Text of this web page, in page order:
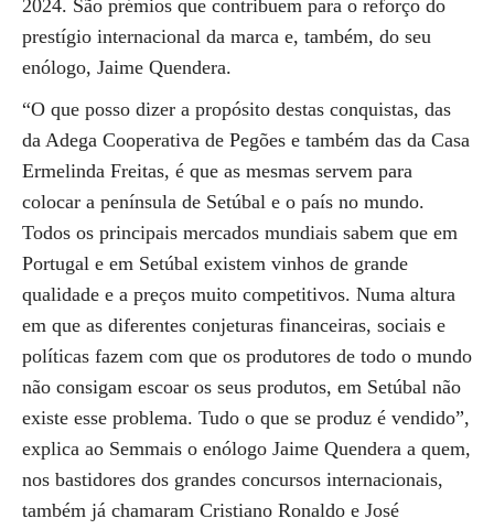
2024. São prémios que contribuem para o reforço do
prestígio internacional da marca e, também, do seu
enólogo, Jaime Quendera.
“O que posso dizer a propósito destas conquistas, das
da Adega Cooperativa de Pegões e também das da Casa
Ermelinda Freitas, é que as mesmas servem para
colocar a península de Setúbal e o país no mundo.
Todos os principais mercados mundiais sabem que em
Portugal e em Setúbal existem vinhos de grande
qualidade e a preços muito competitivos. Numa altura
em que as diferentes conjeturas financeiras, sociais e
políticas fazem com que os produtores de todo o mundo
não consigam escoar os seus produtos, em Setúbal não
existe esse problema. Tudo o que se produz é vendido”,
explica ao Semmais o enólogo Jaime Quendera a quem,
nos bastidores dos grandes concursos internacionais,
também já chamaram Cristiano Ronaldo e José